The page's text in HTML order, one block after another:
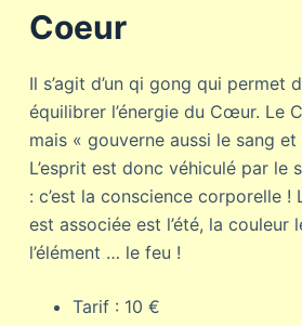
Coeur
Il s’agit d’un qi gong qui permet
équilibrer l’énergie du Cœur. Le
mais « gouverne aussi le sang et
L’esprit est donc véhiculé par le
: c’est la conscience corporelle !
est associée est l’été, la couleur
l’élément … le feu !
Tarif : 10 €